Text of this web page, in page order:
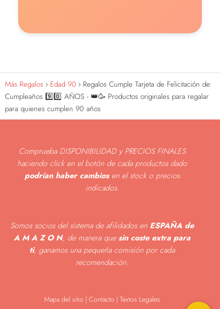
Más Regalos Edad 90
Regalos Cumple Tarjeta de Felicitación de
Cumpleaños 9️⃣0️⃣ AÑOS - 👑🥳 Productos originales para regalar
para quienes cumplen 90 años
Comprueba DISPONIBILIDAD y PRECIOS FINALES
haciendo click en el botón de cada productos dado
podrían haber cambiosen el stock o precios
indicados.
Somos socios del sistema de afilidados en ESPAÑA de
A M A Z O N, de manera que sin coste extra para
ti, ganamos una pequeña comisión por cada
recomendación.
Mapa del sitio | Contacto | Textos Legales